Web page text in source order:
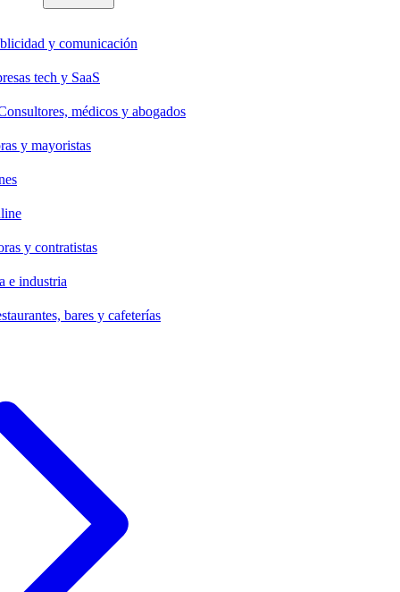
y comunicación
tech y SaaS
médicos y abogados
y mayoristas
y contratistas
e industria
bares y cafeterías